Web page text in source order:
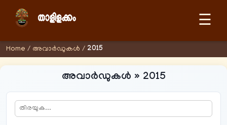
☰
Home / അവാര്‍ഡുകള്‍ / 2015
അവാര്‍ഡുകള്‍ » 2015